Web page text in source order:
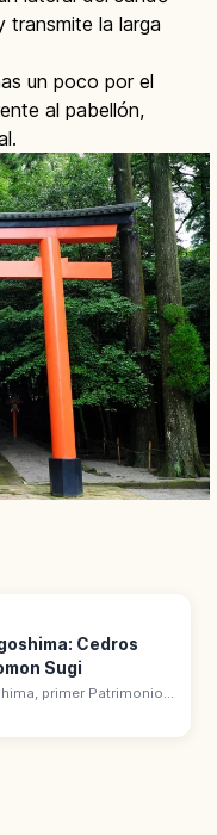
transmite la larga
un poco por el
al pabellón,
Cedros
Sugi
primer Patrimonio
Japón (1993). Bosques
milenarios, Jōmon Sugi